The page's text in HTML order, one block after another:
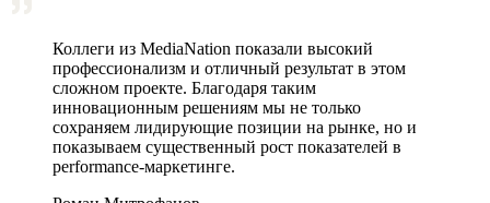
Коллеги из MediaNation показали высокий
профессионализм и отличный результат в этом
сложном проекте. Благодаря таким
инновационным решениям мы не только
сохраняем лидирующие позиции на рынке, но и
показываем существенный рост показателей в
performance-маркетинге.